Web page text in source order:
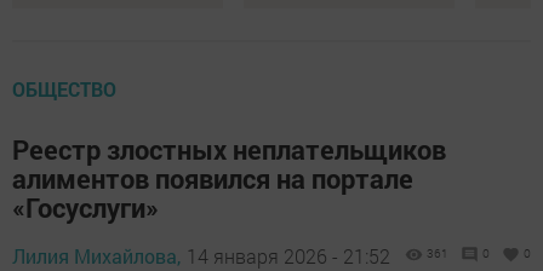
ОБЩЕСТВО
Реестр злостных неплательщиков
алиментов появился на портале
«Госуслуги»
Лилия Михайлова, 14 января 2026 - 21:52 361 0 0